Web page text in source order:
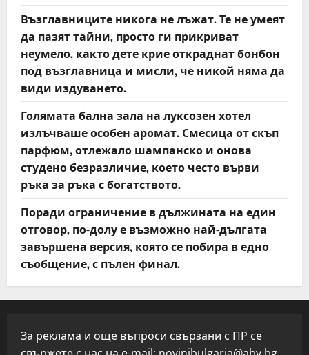
Възглавниците никога не лъжат. Те не умеят
да пазят тайни, просто ги прикриват
неумело, както дете крие откраднат бонбон
под възглавница и мисли, че никой няма да
види издуването.
Голямата бална зала на луксозен хотел
излъчваше особен аромат. Смесица от скъп
парфюм, отлежало шампанско и онова
студено безразличие, което често върви
ръка за ръка с богатството.
Поради ограничение в дължината на един
отговор, по-долу е възможно най-дългата
завършена версия, която се побира в едно
съобщение, с пълен финал.
За реклама и още въпроси свързани с ПР се